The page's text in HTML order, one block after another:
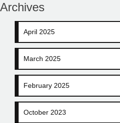
Archives
April 2025
March 2025
February 2025
October 2023